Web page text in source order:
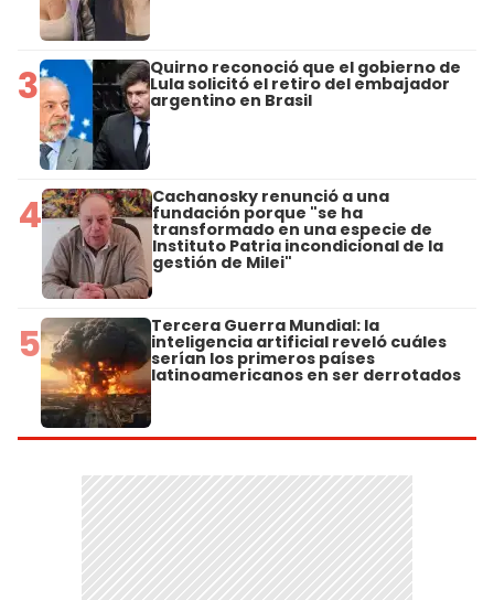
3 Quirno reconoció que el gobierno de
Lula solicitó el retiro del embajador
argentino en Brasil
4 Cachanosky renunció a una
fundación porque "se ha
transformado en una especie de
Instituto Patria incondicional de la
gestión de Milei"
5 Tercera Guerra Mundial: la
inteligencia artificial reveló cuáles
serían los primeros países
latinoamericanos en ser derrotados